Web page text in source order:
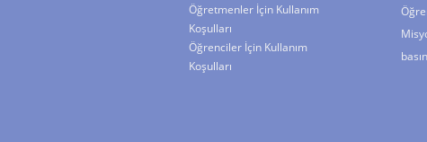
Öğretmenler İçin Kullanım
Koşulları
Öğrenciler İçin Kullanım
Koşulları